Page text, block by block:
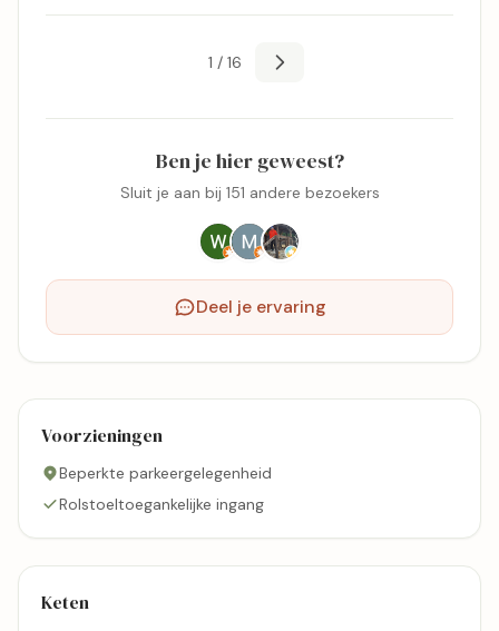
1 / 16
Ben je hier geweest?
Sluit je aan bij 151 andere bezoekers
Deel je ervaring
Voorzieningen
Beperkte parkeergelegenheid
Rolstoeltoegankelijke ingang
Keten